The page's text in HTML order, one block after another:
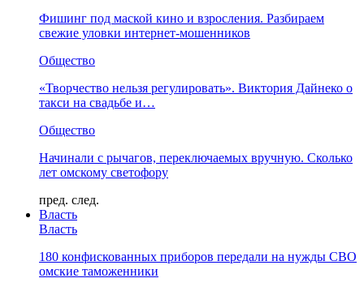
Фишинг под маской кино и взросления. Разбираем
свежие уловки интернет-мошенников
Общество
«Творчество нельзя регулировать». Виктория Дайнеко о
такси на свадьбе и…
Общество
Начинали с рычагов, переключаемых вручную. Сколько
лет омскому светофору
пред. след.
Власть
Власть
180 конфискованных приборов передали на нужды СВО
омские таможенники